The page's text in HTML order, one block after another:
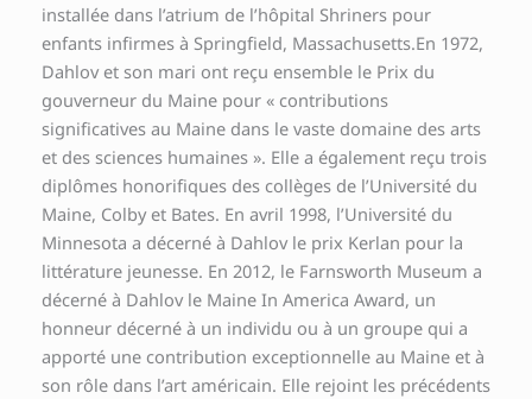
installée dans l’atrium de l’hôpital Shriners pour
enfants infirmes à Springfield, Massachusetts.En 1972,
Dahlov et son mari ont reçu ensemble le Prix du
gouverneur du Maine pour « contributions
significatives au Maine dans le vaste domaine des arts
et des sciences humaines ». Elle a également reçu trois
diplômes honorifiques des collèges de l’Université du
Maine, Colby et Bates. En avril 1998, l’Université du
Minnesota a décerné à Dahlov le prix Kerlan pour la
littérature jeunesse. En 2012, le Farnsworth Museum a
décerné à Dahlov le Maine In America Award, un
honneur décerné à un individu ou à un groupe qui a
apporté une contribution exceptionnelle au Maine et à
son rôle dans l’art américain. Elle rejoint les précédents